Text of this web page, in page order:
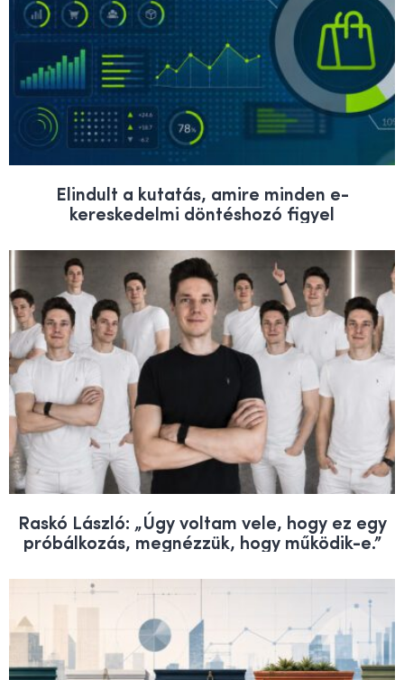
Elindult a kutatás, amire minden e-
kereskedelmi döntéshozó figyel
Raskó László: „Úgy voltam vele, hogy ez egy
próbálkozás, megnézzük, hogy működik-e.”